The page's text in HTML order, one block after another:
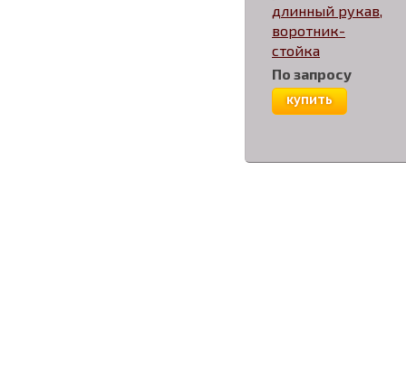
длинный рукав,
воротник-
стойка
По запросу
купить